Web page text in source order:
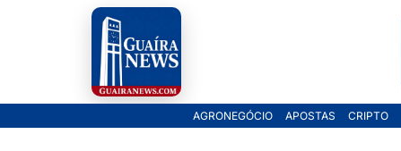
AGRONEGÓCIO APOSTAS CRIPTO